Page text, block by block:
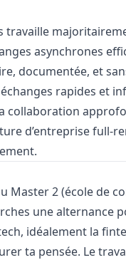
travaille
asynchrones
documentée, et
rapides et
collaboration
d’entreprise full-
Master 2 (école de
une alternance
idéalement la
ta pensée. Le